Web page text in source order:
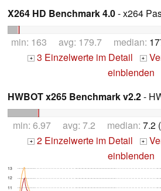
X264 HD Benchmark 4.0- x264
min: 163 avg: 179.7 median:
+ 3 Einzelwerte im Detail +
einblenden
HWBOT x265 Benchmark v2.2-
min: 6.97 avg: 7.2 median: 7.2
+ 2 Einzelwerte im Detail +
einblenden
11
12
13